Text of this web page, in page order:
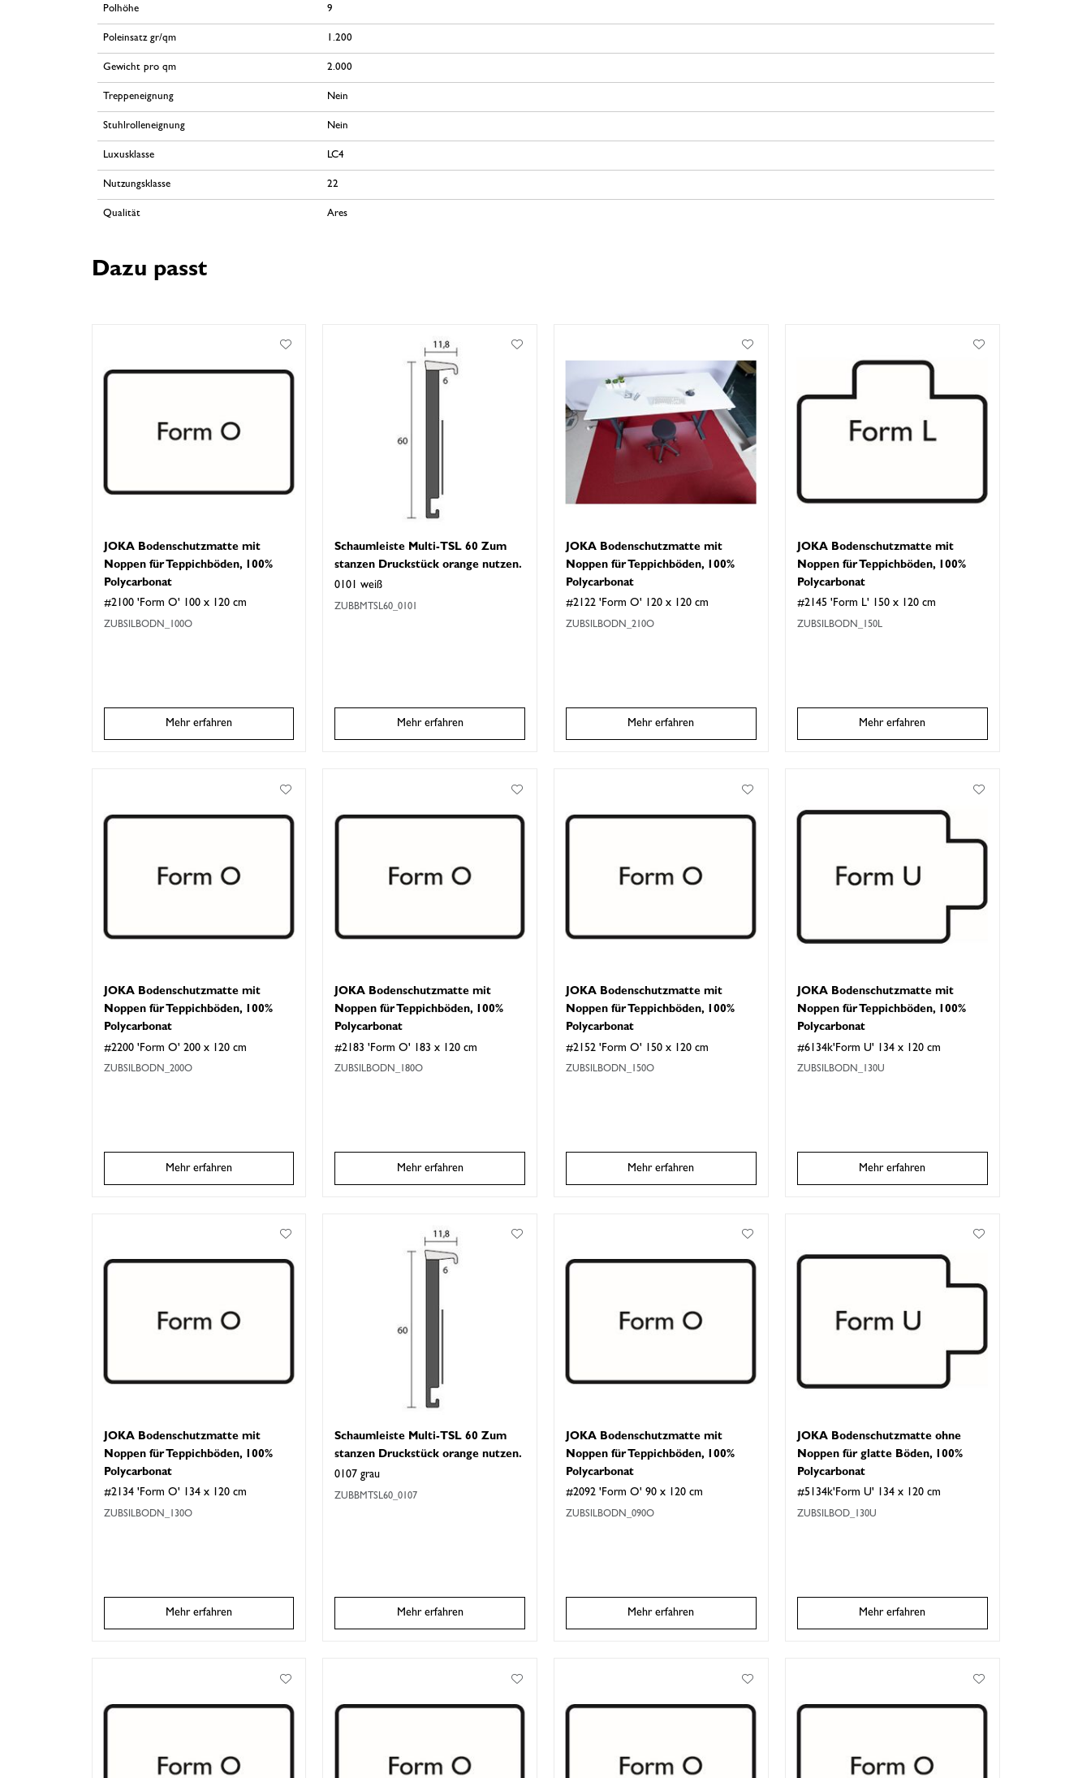
Polhöhe 9
Poleinsatz gr/qm 1.200
Gewicht pro qm 2.000
Treppeneignung Nein
Stuhlrolleneignung Nein
Luxusklasse LC4
Nutzungsklasse 22
Qualität Ares
Dazu passt
JOKA Bodenschutzmatte mit
Noppen für Teppichböden, 100%
Polycarbonat
#2100 'Form O' 100 x 120 cm
ZUBSILBODN_100O
Mehr erfahren
Schaumleiste Multi-TSL 60 Zum
stanzen Druckstück orange nutzen.
0101 weiß
ZUBBMTSL60_0101
Mehr erfahren
JOKA Bodenschutzmatte mit
Noppen für Teppichböden, 100%
Polycarbonat
#2122 'Form O' 120 x 120 cm
ZUBSILBODN_210O
Mehr erfahren
JOKA Bodenschutzmatte mit
Noppen für Teppichböden, 100%
Polycarbonat
#2145 'Form L' 150 x 120 cm
ZUBSILBODN_150L
Mehr erfahren
JOKA Bodenschutzmatte mit
Noppen für Teppichböden, 100%
Polycarbonat
#2200 'Form O' 200 x 120 cm
ZUBSILBODN_200O
Mehr erfahren
JOKA Bodenschutzmatte mit
Noppen für Teppichböden, 100%
Polycarbonat
#2183 'Form O' 183 x 120 cm
ZUBSILBODN_180O
Mehr erfahren
JOKA Bodenschutzmatte mit
Noppen für Teppichböden, 100%
Polycarbonat
#2152 'Form O' 150 x 120 cm
ZUBSILBODN_150O
Mehr erfahren
JOKA Bodenschutzmatte mit
Noppen für Teppichböden, 100%
Polycarbonat
#6134k'Form U' 134 x 120 cm
ZUBSILBODN_130U
Mehr erfahren
JOKA Bodenschutzmatte mit
Noppen für Teppichböden, 100%
Polycarbonat
#2134 'Form O' 134 x 120 cm
ZUBSILBODN_130O
Mehr erfahren
Schaumleiste Multi-TSL 60 Zum
stanzen Druckstück orange nutzen.
0107 grau
ZUBBMTSL60_0107
Mehr erfahren
JOKA Bodenschutzmatte mit
Noppen für Teppichböden, 100%
Polycarbonat
#2092 'Form O' 90 x 120 cm
ZUBSILBODN_090O
Mehr erfahren
JOKA Bodenschutzmatte ohne
Noppen für glatte Böden, 100%
Polycarbonat
#5134k'Form U' 134 x 120 cm
ZUBSILBOD_130U
Mehr erfahren